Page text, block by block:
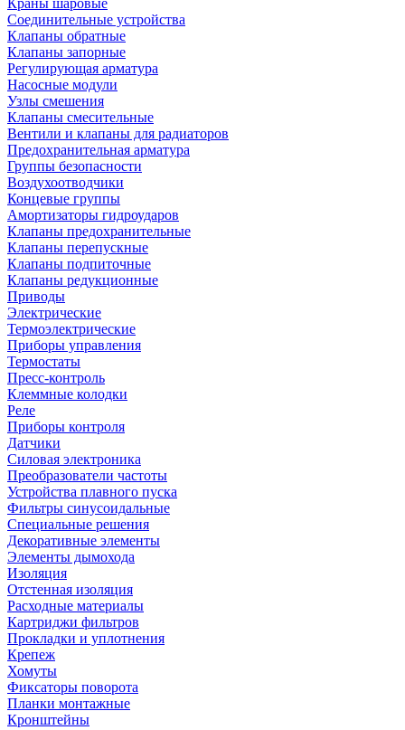
Краны шаровые
Соединительные устройства
Клапаны обратные
Клапаны запорные
Регулирующая арматура
Насосные модули
Узлы смешения
Клапаны смесительные
Вентили и клапаны для радиаторов
Предохранительная арматура
Группы безопасности
Воздухоотводчики
Концевые группы
Амортизаторы гидроударов
Клапаны предохранительные
Клапаны перепускные
Клапаны подпиточные
Клапаны редукционные
Приводы
Электрические
Термоэлектрические
Приборы управления
Термостаты
Пресс-контроль
Клеммные колодки
Реле
Приборы контроля
Датчики
Силовая электроника
Преобразователи частоты
Устройства плавного пуска
Фильтры синусоидальные
Специальные решения
Декоративные элементы
Элементы дымохода
Изоляция
Отстенная изоляция
Расходные материалы
Картриджи фильтров
Прокладки и уплотнения
Крепеж
Хомуты
Фиксаторы поворота
Планки монтажные
Кронштейны